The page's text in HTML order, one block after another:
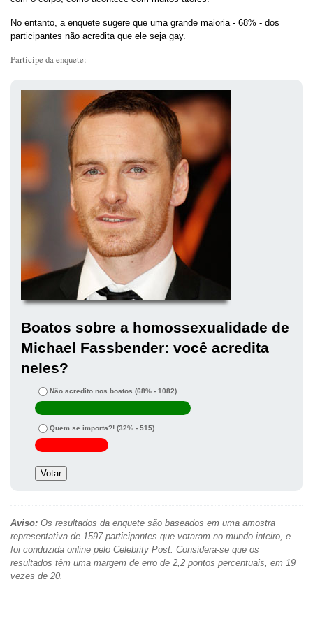
No entanto, a enquete sugere que uma grande maioria - 68% - dos
participantes não acredita que ele seja gay.
Participe da enquete:
Boatos sobre a homossexualidade de
Michael Fassbender: você acredita
neles?
Não acredito nos boatos (68% - 1082)
Quem se importa?! (32% - 515)
Aviso: Os resultados da enquete são baseados em uma amostra
representativa de 1597 participantes que votaram no mundo inteiro, e
foi conduzida online pelo Celebrity Post. Considera-se que os
resultados têm uma margem de erro de 2,2 pontos percentuais, em 19
vezes de 20.